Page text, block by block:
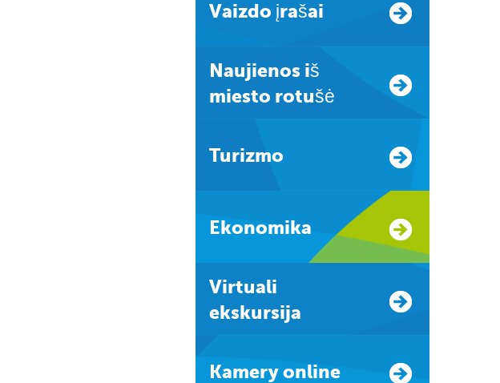
Vaizdo įrašai
Naujienos iš
miesto rotušė
Turizmo
Ekonomika
Virtuali
ekskursija
Kamery online